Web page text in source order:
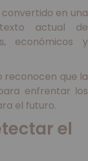
en una
actual de
económicos y
reconocen que la
enfrentar los
el futuro.
el